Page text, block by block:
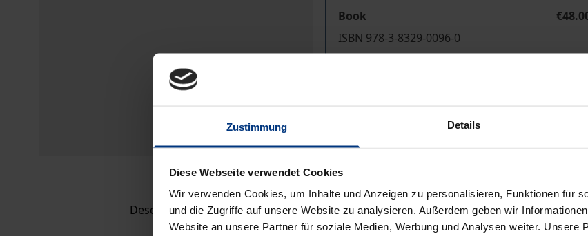
Zustimmung Details
Diese Webseite verwendet Cookies
Wir verwenden Cookies, um Inhalte und Anzeigen zu personalisieren, Funktionen für
und die Zugriffe auf unsere Website zu analysieren. Außerdem geben wir
Website an unsere Partner für soziale Medien, Werbung und Analysen weiter. Unsere
Book
ISBN 978-3-8329-0096-0
Description Bibliographical data